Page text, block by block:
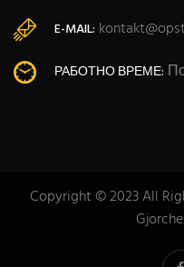
E-MAIL:
РАБОТНО ВРЕМЕ:
Copyright © 2023 All